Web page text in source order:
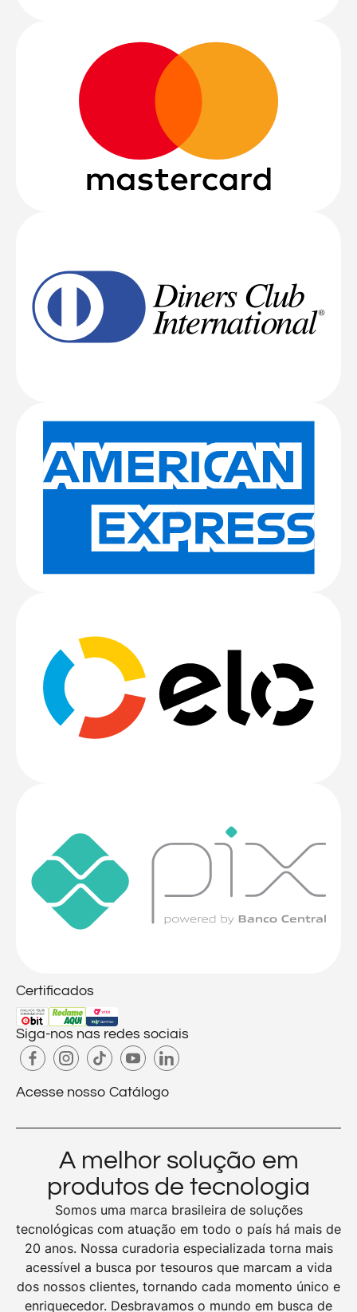
Certificados
Siga-nos nas redes sociais
Acesse nosso Catálogo
A melhor solução em
produtos de tecnologia
Somos uma marca brasileira de soluções
tecnológicas com atuação em todo o país há mais de
20 anos. Nossa curadoria especializada torna mais
acessível a busca por tesouros que marcam a vida
dos nossos clientes, tornando cada momento único e
enriquecedor. Desbravamos o mundo em busca de